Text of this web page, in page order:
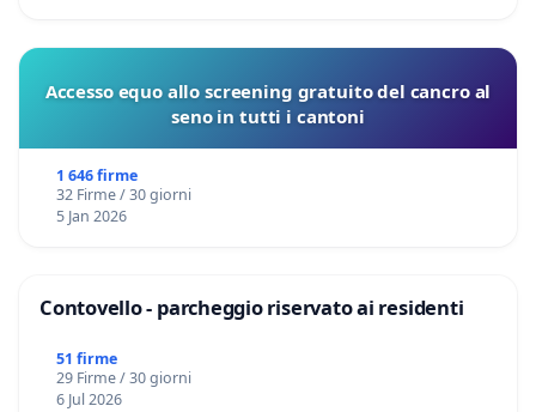
Accesso equo allo screening gratuito del cancro al
seno in tutti i cantoni
1 646 firme
32 Firme / 30 giorni
5 Jan 2026
Contovello - parcheggio riservato ai residenti
51 firme
29 Firme / 30 giorni
6 Jul 2026